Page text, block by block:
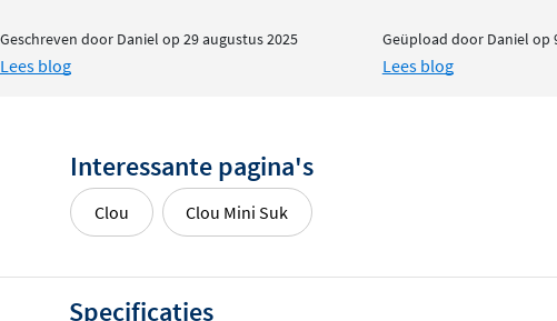
Geschreven door Daniel op 29 augustus 2025
Lees blog
Geüpload door Daniel op
Lees blog
Interessante pagina's
Clou Clou Mini Suk
Specificaties